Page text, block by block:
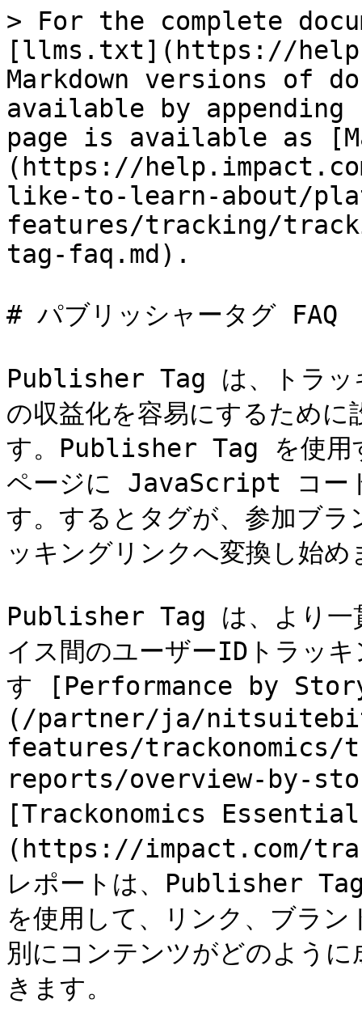
> For the complete
[llms.txt](https://
Markdown versions of
available by
page is available as
(https://
like-to-learn-about/
features/tracking/
tag-faq.md).
# パブリッシャータグ FAQ
Publisher Tag は、トラッ
の収益化を容易にするため
す。Publisher Tag を使用
ページに JavaScript コー
す。するとタグが、参加ブ
ッキングリンクへ変換し始め
Publisher Tag は、より一
イス間のユーザーIDトラッ
す [Performance by
(/partner/ja/
features/trackonomics/
reports/overview-by-
[Trackonomics
(https://impact.com/
レポートは、Publisher
を使用して、リンク、ブラ
別にコンテンツがどのよう
きます。